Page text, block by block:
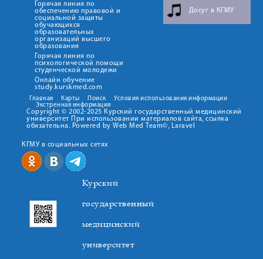
Горячая линия по
обеспечению правовой и
социальной защиты
обучающихся
образовательных
организаций высшего
образования
Горячая линия по
психологической помощи
студенческой молодежи
Онлайн обучение
study.kurskmed.com
Досуг в КГМУ
Главная Карты Поиск
Условия использования информации
Экстренная информация
Copyright © 2002-2025 Курский государственный медицинский
университет При использовании материалов сайта, ссылка
обязательна. Powered by Web Med Team©, Laravel
КГМУ в социальных сетях
Курский
государственный
медицинский
университет